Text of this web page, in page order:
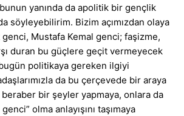
yanında da apolitik bir gençlik
söyleyebilirim. Bizim açımızdan olaya
genci, Mustafa Kemal genci; faşizme,
duran bu güçlere geçit vermeyecek
politikaya gereken ilgiyi
da bu çerçevede bir araya
bir şeyler yapmaya, onlara da
olma anlayışını taşımaya